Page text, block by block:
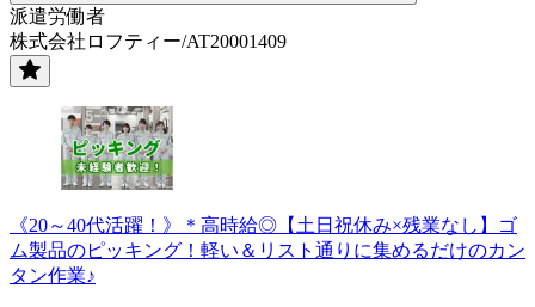
派遣労働者
株式会社ロフティー/AT20001409
《20～40代活躍！》＊高時給◎【土日祝休み×残業なし】ゴ
ム製品のピッキング！軽い＆リスト通りに集めるだけのカン
タン作業♪